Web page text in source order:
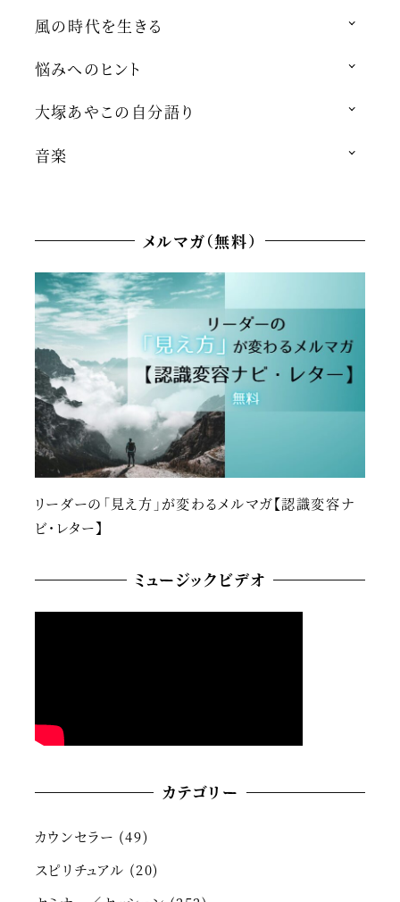
風の時代を生きる
悩みへのヒント
大塚あやこの自分語り
音楽
メルマガ（無料）
リーダーの「見え方」が変わるメルマガ【認識変容ナ
ビ・レター】
ミュージックビデオ
カテゴリー
カウンセラー (49)
スピリチュアル (20)